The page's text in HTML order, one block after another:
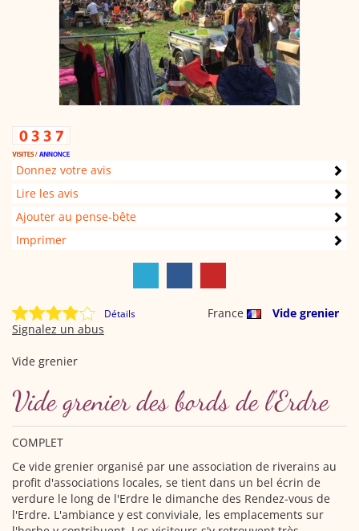
Donnez votre avis
Lire les avis
Ajouter au pense-bête
Imprimer
Détails France
Vide grenier
Signalez un abus
Vide grenier
Vide grenier des bords de l'Erdre
COMPLET
Ce vide grenier organisé par une association de riverains au
profit d'associations locales, se tient dans un bel écrin de
verdure le long de l'Erdre le dimanche des Rendez-vous de
l'Erdre. L'ambiance y est conviviale, les emplacements sur